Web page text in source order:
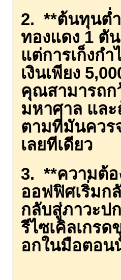
2. **ต้นทุนต่ำ
ทองแดง 1 ตั
แต่การเก็งก
เงินเพียง
คุณสามารถก
มหาศาล แล
ตามที่มันควร
เลยทีเดียว
3. **ความต้อ
ออฟฟิศเริ่มก
กลับสู่ภาวะป
รีไซเคิลเกร
อกในมือตอน